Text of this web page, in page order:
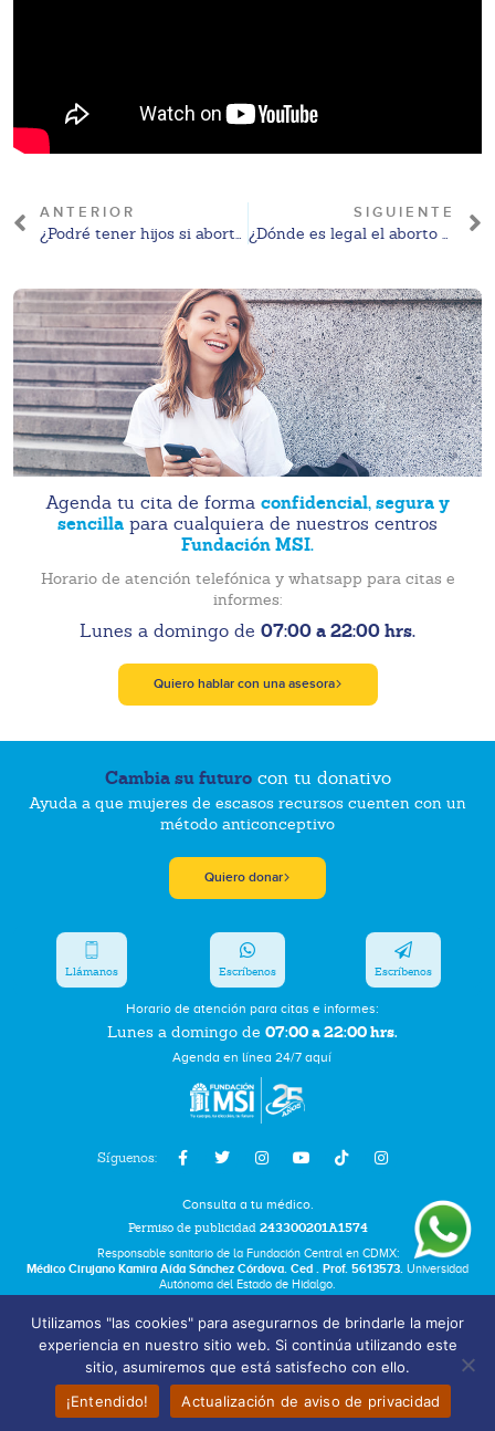
ANTERIOR
¿Podré tener hijos si aborto?
SIGUIENTE
¿Dónde es legal el aborto 2025?
Agenda tu cita de forma confidencial, segura y
sencilla para cualquiera de nuestros centros
Fundación MSI.
Horario de atención telefónica y whatsapp para citas e
informes:
Lunes a domingo de 07:00 a 22:00 hrs.
Quiero hablar con una asesora
Cambia su futurocon tu donativo
Ayuda a que mujeres de escasos recursos cuenten con un
método anticonceptivo
Quiero donar
Síguenos:
Horario de atención para citas e informes:
Lunes a domingo de 07:00 a 22:00 hrs.
Agenda en línea 24/7 aquí
Llámanos Escríbenos Escríbenos
Consulta a tu médico.
Permiso de publicidad 243300201A1574
Responsable sanitario de la Fundación Central en CDMX:
Médico Cirujano Kamira Aída Sánchez Córdova. Ced . Prof. 5613573. Universidad
Autónoma del Estado de Hidalgo.
Aviso de Privacidad
Términos y Condiciones
Bolsa de Trabajo
Fundación Marie Stopes México A.C. © 2025 All rights reserved
Utilizamos "las cookies" para asegurarnos de brindarle la mejor
experiencia en nuestro sitio web. Si continúa utilizando este
sitio, asumiremos que está satisfecho con ello.
¡Entendido!
Actualización de aviso de privacidad